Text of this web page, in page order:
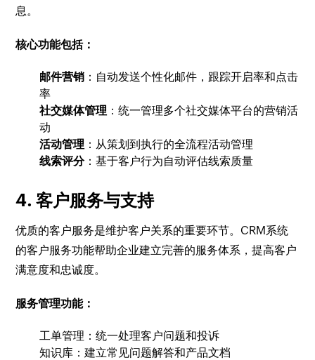
息。
核心功能包括：
邮件营销 ：自动发送个性化邮件，跟踪开启率和点击
率
社交媒体管理 ：统一管理多个社交媒体平台的营销活
动
活动管理 ：从策划到执行的全流程活动管理
线索评分：基于客户行为自动评估线索质量
4. 客户服务与支持
优质的客户服务是维护客户关系的重要环节。CRM系统
的客户服务功能帮助企业建立完善的服务体系，提高客户
满意度和忠诚度。
服务管理功能：
工单管理：统一处理客户问题和投诉
知识库：建立常见问题解答和产品文档